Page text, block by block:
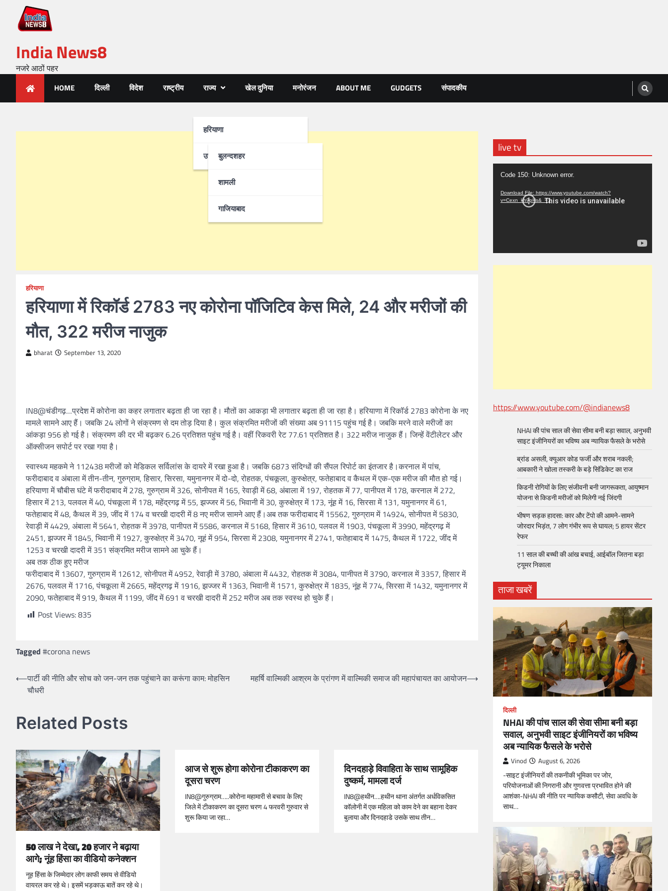
India News8
नजरे आठों पहर
HOME दिल्ली विदेश राष्ट्रीय राज्य
हरियाणा
उत्तर-प्रदेश
बुलन्दशहर
शामली
गाजियाबाद
खेल दुनिया मनोरंजन ABOUT ME GUDGETS संपादकीय
हरियाणा
हरियाणा में रिकॉर्ड 2783 नए कोरोना पॉजिटिव केस मिले, 24 और मरीजों की
मौत, 322 मरीज नाजुक
bharat September 13, 2020
IN8@चंडीगढ़…प्रदेश में कोरोना का कहर लगातार बढ़ता ही जा रहा है। मौतों का आकड़ा भी लगातार बढ़ता ही जा रहा है। हरियाणा में रिकॉर्ड 2783 कोरोना के नए
मामले सामने आए हैं। जबकि 24 लोगों ने संक्रमण से दम तोड़ दिया है। कुल संक्रमित मरीजों की संख्या अब 91115 पहुंच गई है। जबकि मरने वाले मरीजों का
आंकड़ा 956 हो गई है। संक्रमण की दर भी बढ़कर 6.26 प्रतिशत पहुंच गई है। वहीं रिकवरी रेट 77.61 प्रतिशत है। 322 मरीज नाजुक हैं। जिन्हें वेंटीलेटर और
ऑक्सीजन सपोर्ट पर रखा गया है।
स्वास्थ्य महकमे ने 112438 मरीजों को मेडिकल सर्विलांस के दायरे में रखा हुआ है। जबकि 6873 संदिग्धों की सैंपल रिपोर्ट का इंतजार है।करनाल में पांच,
फरीदाबाद व अंबाला में तीन-तीन, गुरुग्राम, हिसार, सिरसा, यमुनानगर में दो-दो, रोहतक, पंचकूला, कुरुक्षेत्र, फतेहाबाद व कैथल में एक-एक मरीज की मौत हो गई।
हरियाणा में चौबीस घंटे में फरीदाबाद में 278, गुरुग्राम में 326, सोनीपत में 165, रेवाड़ी में 68, अंबाला में 197, रोहतक में 77, पानीपत में 178, करनाल में 272,
हिसार में 213, पलवल में 40, पंचकूला में 178, महेंद्रगढ़ में 55, झज्जर में 56, भिवानी में 30, कुरुक्षेत्र में 173, नूंह में 16, सिरसा में 131, यमुनानगर में 61,
फतेहाबाद में 48, कैथल में 39, जींद में 174 व चरखी दादरी में 8 नए मरीज सामने आए हैं।अब तक फरीदाबाद में 15562, गुरुग्राम में 14924, सोनीपत में 5830,
रेवाड़ी में 4429, अंबाला में 5641, रोहतक में 3978, पानीपत में 5586, करनाल में 5168, हिसार में 3610, पलवल में 1903, पंचकूला में 3990, महेंद्रगढ़ में
2451, झज्जर में 1845, भिवानी में 1927, कुरुक्षेत्र में 3470, नूहं में 954, सिरसा में 2308, यमुनानगर में 2741, फतेहाबाद में 1475, कैथल में 1722, जींद में
1253 व चरखी दादरी में 351 संक्रमित मरीज सामने आ चुके हैं।
अब तक ठीक हुए मरीज
फरीदाबाद में 13607, गुरुग्राम में 12612, सोनीपत में 4952, रेवाड़ी में 3780, अंबाला में 4432, रोहतक में 3084, पानीपत में 3790, करनाल में 3357, हिसार में
2676, पलवल में 1716, पंचकूला में 2665, महेंद्रगढ़ में 1916, झज्जर में 1363, भिवानी में 1571, कुरुक्षेत्र में 1835, नूंह में 774, सिरसा में 1432, यमुनानगर में
2090, फतेहाबाद में 919, कैथल में 1199, जींद में 691 व चरखी दादरी में 252 मरीज अब तक स्वस्थ हो चुके हैं।
Post Views:835
Tagged #corona news
⟵पार्टी की नीति और सोच को जन-जन तक पहुंचाने का करूंगा काम: मोहसिन
चौधरी
महर्षि वाल्मिकी आश्रम के प्रांगण में वाल्मिकी समाज की महापंचायत का आयोजन⟶
Related Posts
50 लाख ने देखा, 20 हजार ने बढ़ाया
आगे; नूंह हिंसा का वीडियो कनेक्शन
नूह हिंसा के जिम्मेदार लोग काफी समय से वीडियो
वायरल कर रहे थे। इसमें भड़काऊ बातें कर रहे थे।
आज से शुरू होगा कोरोना टीकाकरण का
दूसरा चरण
IN8@गुरुग्राम…..कोरोना महामारी से बचाव के लिए
जिले में टीकाकरण का दूसरा चरण 4 फरवरी गुरुवार से
शुरू किया जा रहा…
दिनदहाड़े विवाहिता के साथ सामूहिक
दुष्कर्म, मामला दर्ज
IN8@हथीन….हथीन थाना अंतर्गत अर्धविकसित
कॉलोनी में एक महिला को काम देने का बहाना देकर
बुलाया और दिनदहाडे उसके साथ तीन…
live tv
Video
Player
Code 150: Unknown error.
Download File: https://www.youtube.com/watch?
v=Cexn_kh9pHs&_=1
https://www.youtube.com/@indianews8
NHAI की पांच साल की सेवा सीमा बनी बड़ा सवाल, अनुभवी
साइट इंजीनियरों का भविष्य अब न्यायिक फैसले के भरोसे
ब्रांड असली, क्यूआर कोड फर्जी और शराब नकली;
आबकारी ने खोला तस्करी के बड़े सिंडिकेट का राज
किडनी रोगियों के लिए संजीवनी बनी जागरूकता, आयुष्मान
योजना से किडनी मरीजों को मिलेगी नई जिंदगी
भीषण सड़क हादसा: कार और टेंपो की आमने-सामने
जोरदार भिड़ंत, 7 लोग गंभीर रूप से घायल; 5 हायर सेंटर
रेफर​
11 साल की बच्ची की आंख बचाई, आईबॉल जितना बड़ा
ट्यूमर निकाला
ताजा खबरें
दिल्ली
NHAI की पांच साल की सेवा सीमा बनी बड़ा
सवाल, अनुभवी साइट इंजीनियरों का भविष्य
अब न्यायिक फैसले के भरोसे
Vinod August 6, 2026
-साइट इंजीनियरों की तकनीकी भूमिका पर जोर,
परियोजनाओं की निगरानी और गुणवत्ता प्रभावित होने की
आशंका-NHAI की नीति पर न्यायिक कसौटी, सेवा अवधि के
साथ…